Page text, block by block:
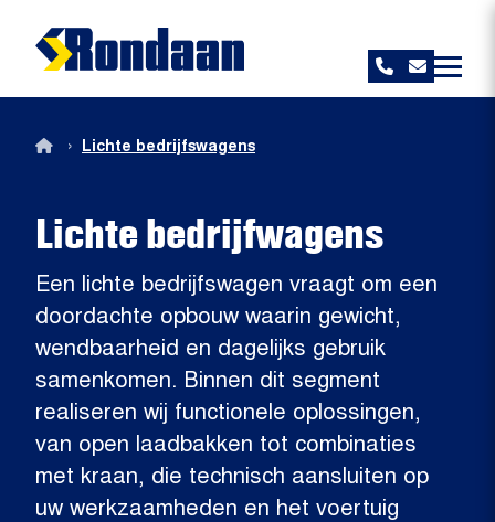
Lichte bedrijfwagens
Een lichte bedrijfswagen vraagt om een
doordachte opbouw waarin gewicht,
wendbaarheid en dagelijks gebruik
samenkomen. Binnen dit segment
realiseren wij functionele oplossingen,
van open laadbakken tot combinaties
met kraan, die technisch aansluiten op
uw werkzaamheden en het voertuig
› Lichte bedrijfswagens